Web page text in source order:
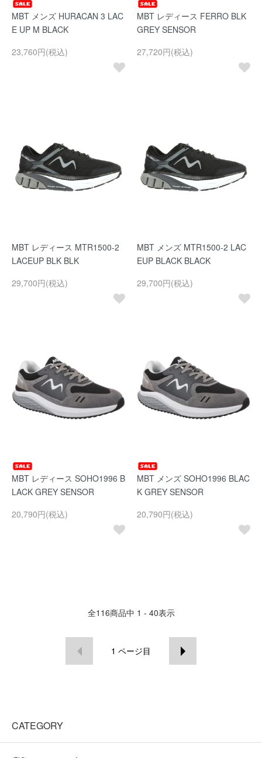
MBT メンズ HURACAN 3 LAC
E UP M BLACK
23,760円(税込)
MBT レディース FERRO BLK
GREY SENSOR
27,720円(税込)
MBT レディース MTR1500-2
LACEUP BLK BLK
29,700円(税込)
MBT メンズ MTR1500-2 LAC
EUP BLACK BLACK
29,700円(税込)
MBT レディース SOHO1996 B
LACK GREY SENSOR
20,790円(税込)
MBT メンズ SOHO1996 BLAC
K GREY SENSOR
20,790円(税込)
全116商品中 1 - 40表示
1 ページ目
CATEGORY